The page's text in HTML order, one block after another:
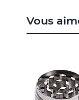
Vous